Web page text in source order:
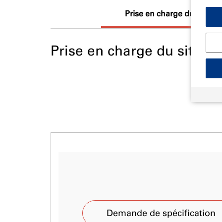
Prise en charge du site
Prise en charge du site
Demande de spécification